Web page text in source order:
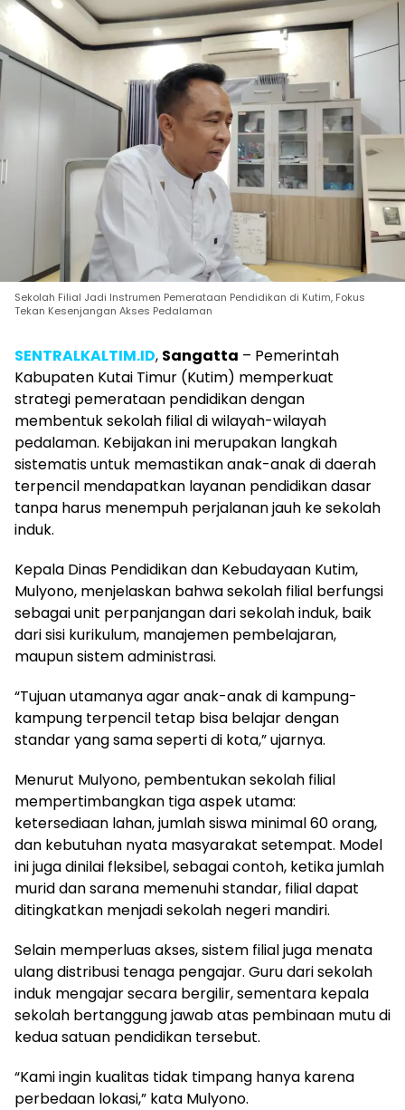
Sekolah Filial Jadi Instrumen Pemerataan Pendidikan di Kutim, Fokus
Tekan Kesenjangan Akses Pedalaman
SENTRALKALTIM.ID, Sangatta – Pemerintah
Kabupaten Kutai Timur (Kutim) memperkuat
strategi pemerataan pendidikan dengan
membentuk sekolah filial di wilayah-wilayah
pedalaman. Kebijakan ini merupakan langkah
sistematis untuk memastikan anak-anak di daerah
terpencil mendapatkan layanan pendidikan dasar
tanpa harus menempuh perjalanan jauh ke sekolah
induk.
Kepala Dinas Pendidikan dan Kebudayaan Kutim,
Mulyono, menjelaskan bahwa sekolah filial berfungsi
sebagai unit perpanjangan dari sekolah induk, baik
dari sisi kurikulum, manajemen pembelajaran,
maupun sistem administrasi.
“Tujuan utamanya agar anak-anak di kampung-
kampung terpencil tetap bisa belajar dengan
standar yang sama seperti di kota,” ujarnya.
Menurut Mulyono, pembentukan sekolah filial
mempertimbangkan tiga aspek utama:
ketersediaan lahan, jumlah siswa minimal 60 orang,
dan kebutuhan nyata masyarakat setempat. Model
ini juga dinilai fleksibel, sebagai contoh, ketika jumlah
murid dan sarana memenuhi standar, filial dapat
ditingkatkan menjadi sekolah negeri mandiri.
Selain memperluas akses, sistem filial juga menata
ulang distribusi tenaga pengajar. Guru dari sekolah
induk mengajar secara bergilir, sementara kepala
sekolah bertanggung jawab atas pembinaan mutu di
kedua satuan pendidikan tersebut.
“Kami ingin kualitas tidak timpang hanya karena
perbedaan lokasi,” kata Mulyono.